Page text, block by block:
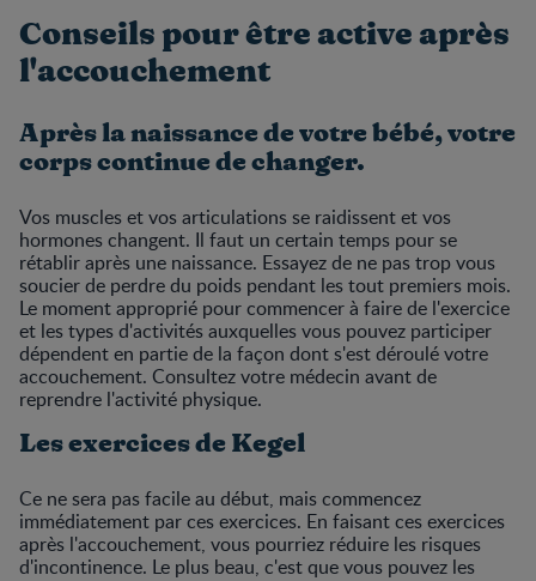
Conseils pour être active après
l'accouchement
Après la naissance de votre bébé, votre
corps continue de changer.
Vos muscles et vos articulations se raidissent et vos
hormones changent. Il faut un certain temps pour se
rétablir après une naissance. Essayez de ne pas trop vous
soucier de perdre du poids pendant les tout premiers mois.
Le moment approprié pour commencer à faire de l'exercice
et les types d'activités auxquelles vous pouvez participer
dépendent en partie de la façon dont s'est déroulé votre
accouchement. Consultez votre médecin avant de
reprendre l'activité physique.
Les exercices de Kegel
Ce ne sera pas facile au début, mais commencez
immédiatement par ces exercices. En faisant ces exercices
après l'accouchement, vous pourriez réduire les risques
d'incontinence. Le plus beau, c'est que vous pouvez les